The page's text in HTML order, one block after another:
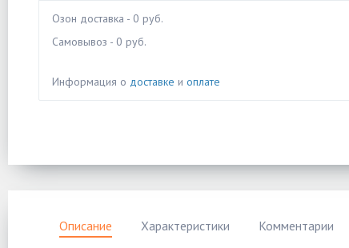
Озон доставка - 0 руб.
Самовывоз - 0 руб.
Информация о доставке и оплате
Описание Характеристики Комментарии